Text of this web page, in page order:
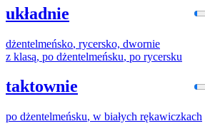
układnie
dżentelmeńsko, rycersko, dwornie
z klasą, po dżentelmeńsku, po rycersku
taktownie
po dżentelmeńsku, w białych rękawiczkach